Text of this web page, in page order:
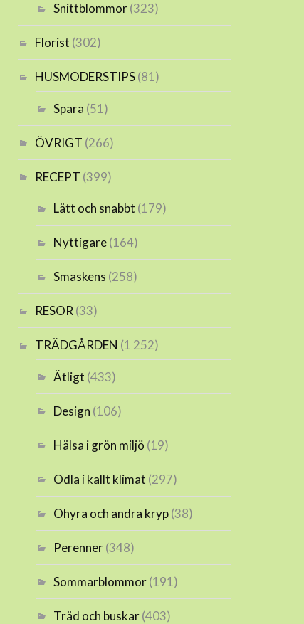
Snittblommor(323)
Florist (302)
HUSMODERSTIPS(81)
Spara (51)
ÖVRIGT (266)
RECEPT (399)
Lätt och snabbt (179)
Nyttigare(164)
Smaskens (258)
RESOR (33)
TRÄDGÅRDEN (1 252)
Ätligt (433)
Design (106)
Hälsa i grön miljö (19)
Odla i kallt klimat (297)
Ohyra och andra kryp(38)
Perenner(348)
Sommarblommor(191)
Träd och buskar(403)